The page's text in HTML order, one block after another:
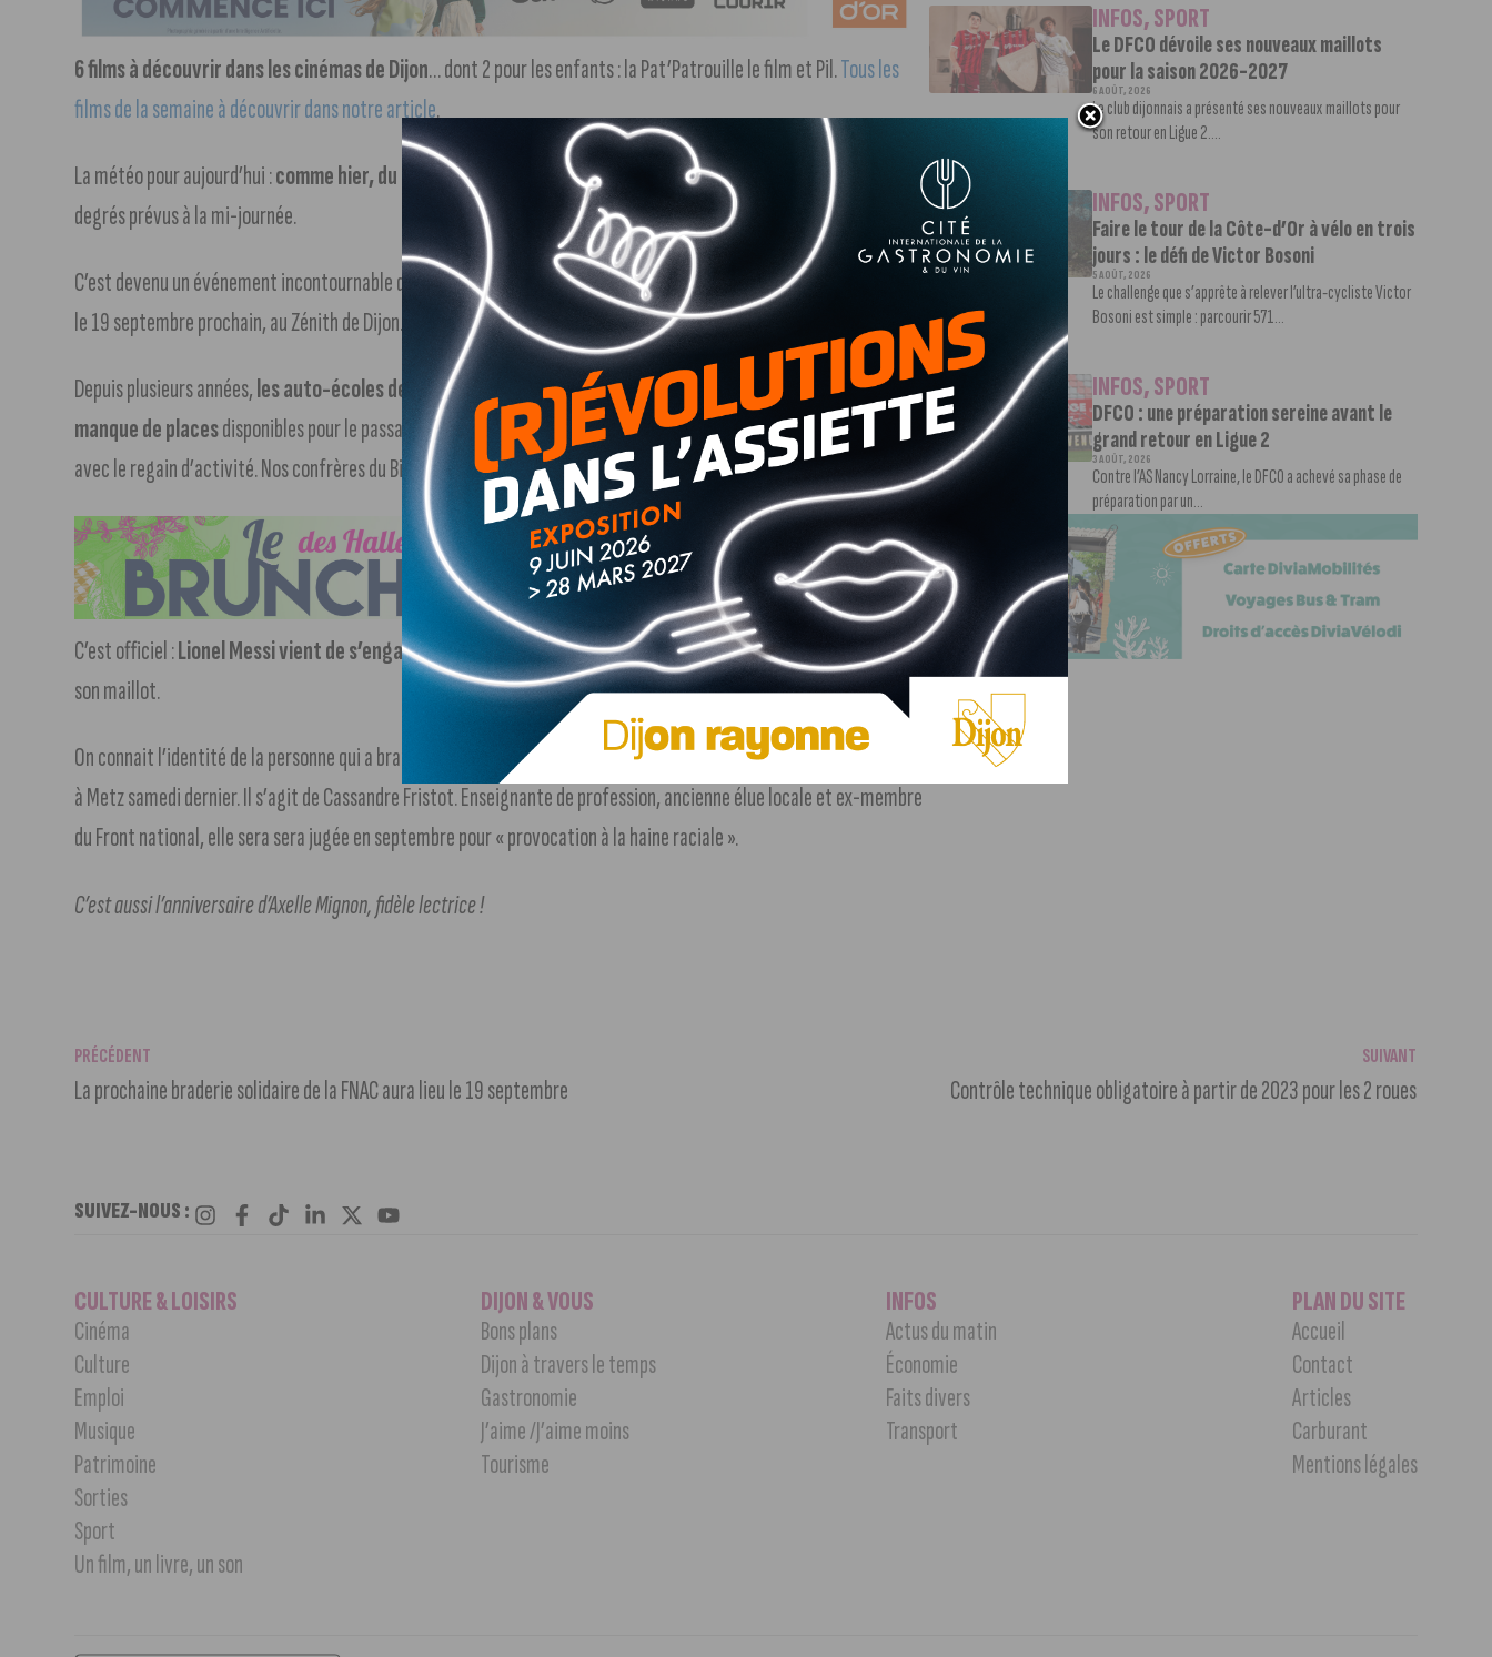
6 films à découvrir dans les cinémas de Dijon… dont 2 pour les enfants : la Pat’Patrouille le film et Pil.Tous les
films de la semaine à découvrir dans notre article.
La météo pour aujourd’hui :comme hier, du soleil et encore du soleilet des températures de saison, jusqu’à 28
degrés prévus à la mi-journée.
C’est devenu un événement incontournable de la rentrée : la braderie solidaire de la FNAC édition 2021
aura lieu
le 19 septembre prochain, au Zénith de Dijon.
Les détails dans notre article.
Depuis plusieurs années,les auto-écoles de Dijon, et du département en général sont confrontées au
manque de placesdisponibles pour le passage de l’examen du permis de conduire. Ce phénomène s’est amplifié
avec le regain d’activité. Nos confrères du Bien Public détaillent ces difficultés
dans leur article disponible en ligne.
C’est officiel :Lionel Messi vient de s’engager avec le PSG jusqu’en 2023. L »Argentin portera le numéro 30 sur
son maillot.
On connait l’identité de la personne qui a brandi une pancarte antisémite lors de la manifestions anti pass sanitaire
à Metz samedi dernier. Il s’agit de Cassandre Fristot. Enseignante de profession, ancienne élue locale et ex-membre
du Front national, elle sera sera jugée en septembre pour « provocation à la haine raciale ».
C’est aussi l’anniversaire d’Axelle Mignon, fidèle lectrice !
INFOS,SPORT
Le DFCO dévoile ses nouveaux maillots
pour la saison 2026-2027
6 AOÛT, 2026
Le club dijonnais a présenté ses nouveaux maillots pour
son retour en Ligue 2....
INFOS,SPORT
Faire le tour de la Côte-d’Or à vélo en trois
jours : le défi de Victor Bosoni
5 AOÛT, 2026
Le challenge que s’apprête à relever l’ultra-cycliste Victor
Bosoni est simple : parcourir 571...
INFOS,SPORT
DFCO : une préparation sereine avant le
grand retour en Ligue 2
3 AOÛT, 2026
Contre l’AS Nancy Lorraine, le DFCO a achevé sa phase de
préparation par un...
PRÉCÉDENT
La prochaine braderie solidaire de la FNAC aura lieu le 19 septembre
SUIVANT
Contrôle technique obligatoire à partir de 2023 pour les 2 roues
SUIVEZ-NOUS :
CULTURE & LOISIRS
Cinéma
Culture
Emploi
Musique
Patrimoine
Sorties
Sport
Un film, un livre, un son
DIJON & VOUS
Bons plans
Dijon à travers le temps
Gastronomie
J’aime /J’aime moins
Tourisme
INFOS
Actus du matin
Économie
Faits divers
Transport
PLAN DU SITE
Accueil
Contact
Articles
Carburant
Mentions légales